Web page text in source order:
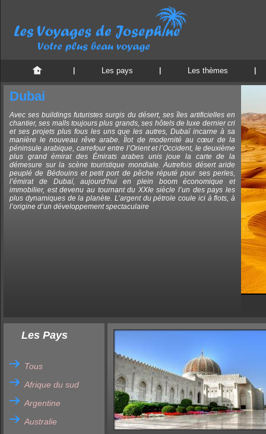
Les pays Les thèmes
Dubai
Avec ses buildings futuristes surgis du désert, ses îles artificielles en
chantier, ses malls toujours plus grands, ses hôtels de luxe dernier cri
et ses projets plus fous les uns que les autres, Dubaï incarne à sa
manière le nouveau rêve arabe. Îlot de modernité au cœur de la
péninsule arabique, carrefour entre l’Orient et l’Occident, le deuxième
plus grand émirat des Émirats arabes unis joue la carte de la
démesure sur la scène touristique mondiale. Autrefois désert aride
peuplé de Bédouins et petit port de pêche réputé pour ses perles,
l’émirat de Dubaï, aujourd’hui en plein boom économique et
immobilier, est devenu au tournant du XXIe siècle l’un des pays les
plus dynamiques de la planète. L’argent du pétrole coule ici à flots, à
l’origine d’un développement spectaculaire
Les Pays
Tous
Afrique du sud
Argentine
Australie